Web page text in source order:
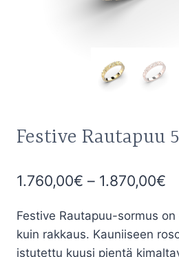
Festive Rautapuu
1.760,00€ – 1.870,00€
-
Festive Rautapuu-sormus
kuin rakkaus. Kauniiseen
istutettu kuusi pientä